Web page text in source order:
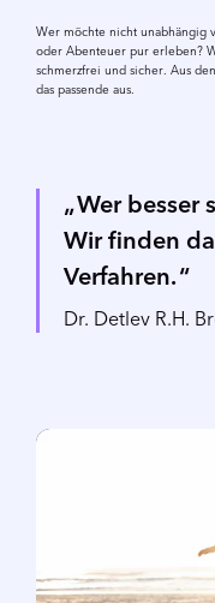
Wer möchte nicht unabhängig
oder Abenteuer pur erleben?
schmerzfrei und sicher. Aus
das passende aus.
Wer besser
Wir finden
Verfahren.
Dr. Detlev R.H.